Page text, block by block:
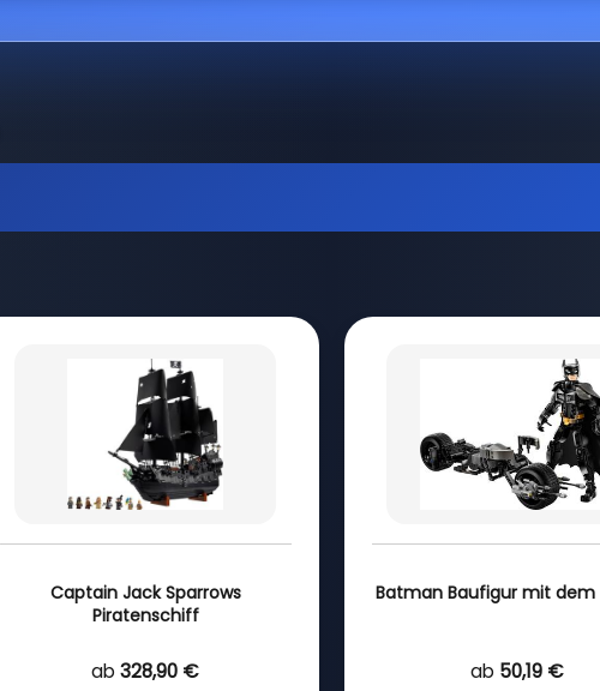
Captain Jack Sparrows
Piratenschiff
ab 328,90 €
Batman Baufigur mit dem
ab 50,19 €